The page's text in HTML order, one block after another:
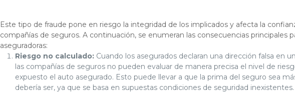
Este tipo de fraude pone en riesgo la integridad de los implicados y afecta la
compañías de seguros. A continuación, se enumeran las consecuencias principales
aseguradoras:
Riesgo no calculado: Cuando los asegurados declaran una dirección falsa en
las compañías de seguros no pueden evaluar de manera precisa el nivel de
expuesto el auto asegurado. Esto puede llevar a que la prima del seguro sea
debería ser, ya que se basa en supuestas condiciones de seguridad inexistentes.